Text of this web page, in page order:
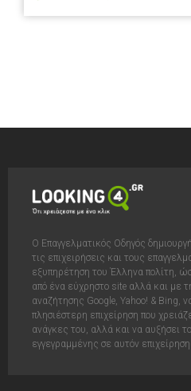
Ο Επαγγελματικός Οδηγός
τις επιχειρήσεις και τους
εξυπηρέτηση του Έλληνα πολίτη,
από ένα εύχρηστο site αλλά και με
αναζήτησης Google, Yahoo! & Bing,
πλησιέστερη επιχείρηση που
ανάγκες του, αλλά και να αυξήσει
εγγεγραμμένης σε αυτόν